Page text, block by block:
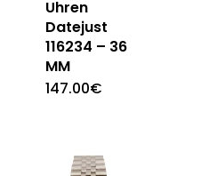
Uhren
Datejust
116234 – 36
MM
147.00€